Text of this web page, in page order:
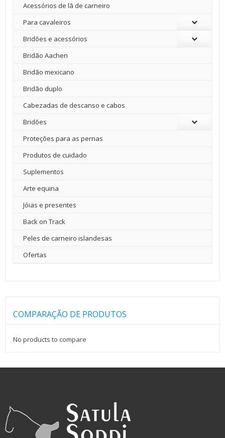
Acessórios de lã de carneiro
Para cavaleiros
Bridões e acessórios
Bridão Aachen
Bridão mexicano
Bridão duplo
Cabezadas de descanso e cabos
Bridões
Proteções para as pernas
Produtos de cuidado
Suplementos
Arte equina
Jóias e presentes
Back on Track
Peles de carneiro islandesas
Ofertas
COMPARAÇÃO DE PRODUTOS
No products to compare